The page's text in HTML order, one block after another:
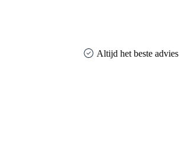
Altijd het beste advies